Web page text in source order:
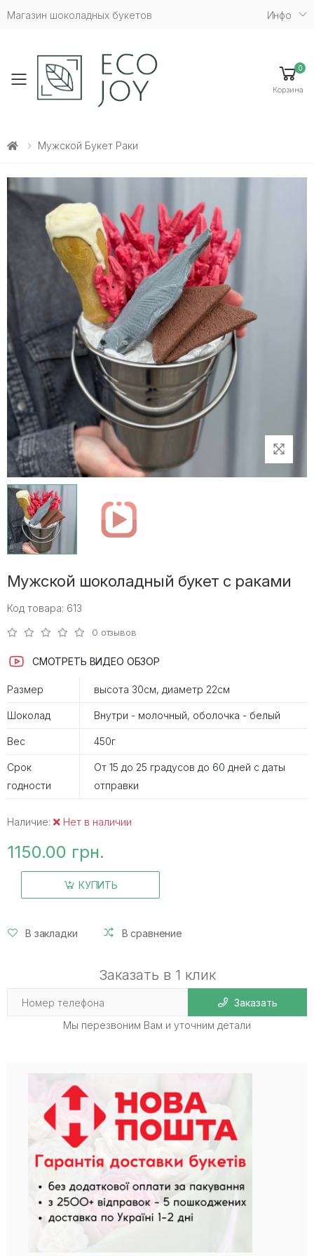
Магазин шоколадных букетов Инфо
Toggle mobile menu
0
Корзина
Мужской Букет Раки
Мужской шоколадный букет с раками
Код товара: 613
0 отзывов
СМОТРЕТЬ ВИДЕО ОБЗОР
Размер высота 30см, диаметр 22см
Шоколад Внутри - молочный, оболочка - белый
Вес 450г
Срок
годности
От 15 до 25 градусов до 60 дней с даты
отправки
Наличие: Нет в наличии
1150.00 грн.
КУПИТЬ
В закладки В сравнение
Заказать в 1 клик
Заказать
Мы перезвоним Вам и уточним детали